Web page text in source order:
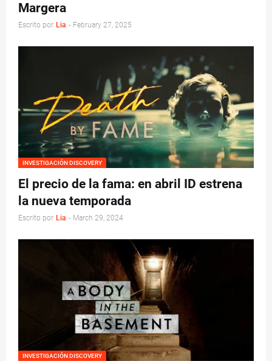
Margera
Escrito por Lia - February 27, 2025
INVESTIGACIÓN DISCOVERY
El precio de la fama: en abril ID estrena
la nueva temporada
Escrito por Lia - March 29, 2024
INVESTIGACIÓN DISCOVERY